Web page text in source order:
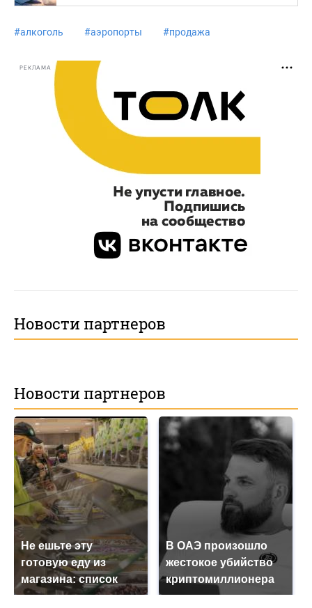
#алкоголь #аэропорты #продажа
РЕКЛАМА
Новости партнеров
Новости партнеров
Не ешьте эту
готовую еду из
магазина: список
В ОАЭ произошло
жестокое убийство
криптомиллионера